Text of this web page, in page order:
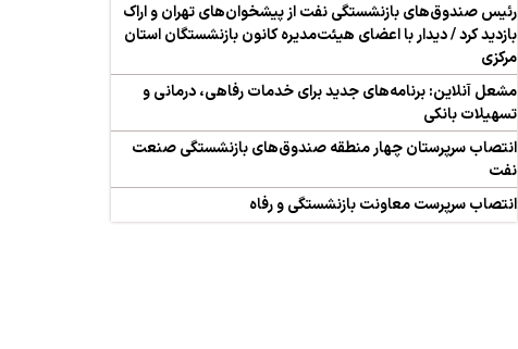
رئیس صندوق‌های بازنشستگی نفت از پیشخوان‌های تهران و اراک
بازدید کرد / دیدار با اعضای هیئت‌مدیره کانون بازنشستگان استان
مرکزی
مشعل آنلاین: برنامه‌های جدید برای خدمات رفاهی، درمانی و
تسهیلات بانکی
انتصاب سرپرستان چهار منطقه صندوق‌های بازنشستگی صنعت
نفت
انتصاب سرپرست معاونت بازنشستگی و رفاه